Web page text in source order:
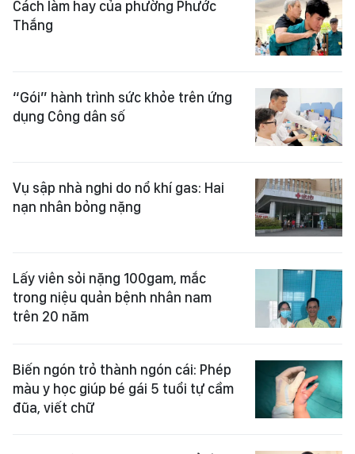
Cách làm hay của phường Phước
Thắng
“Gói” hành trình sức khỏe trên ứng
dụng Công dân số
Vụ sập nhà nghi do nổ khí gas: Hai
nạn nhân bỏng nặng
Lấy viên sỏi nặng 100gam, mắc
trong niệu quản bệnh nhân nam
trên 20 năm
Biến ngón trỏ thành ngón cái: Phép
màu y học giúp bé gái 5 tuổi tự cầm
đũa, viết chữ